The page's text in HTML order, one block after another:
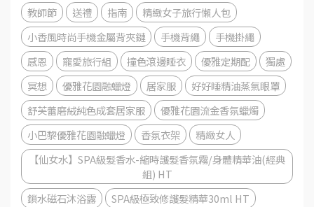
教師節
送禮 指南
精緻女子旅行懶人包
小香風時尚手機金屬背夾鏈
手機背繩
手機掛繩
感恩
寵愛旅行組 撞色滾邊睡衣 優雅定期配
獨處
冥想
優雅花園融蠟燈 居家服
好好睡精油蒸氣眼罩
舒芙蕾磨絨純色成套居家服
優雅花園流金香氛蠟燭
小巴黎優雅花園融蠟燈
香氛衣架
精緻女人
【仙女水】SPA級髮香水-縮時護髮香氛霧/身體精華油(經典
組) HT
鎖水磁石沐浴露
SPA級極致修護髮精華30ml HT